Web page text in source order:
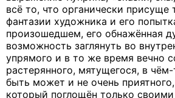
всё то, что органически присуще
фантазии художника и его
произошедшем, его обнажённая
возможность заглянуть во
упрямого и в то же время вечно
растерянного, мятущегося, в
быть может и не очень
который поглощён только